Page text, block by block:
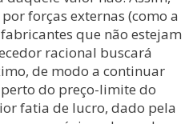
forças externas (como a
que não estejam
racional buscará
de modo a continuar
do preço-limite do
fatia de lucro, dado pela